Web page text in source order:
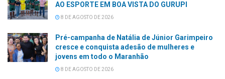
AO ESPORTE EM BOA VISTA DO GURUPI
8 DE AGOSTO DE 2026
Pré-campanha de Natália de Júnior Garimpeiro
cresce e conquista adesão de mulheres e
jovens em todo o Maranhão
8 DE AGOSTO DE 2026